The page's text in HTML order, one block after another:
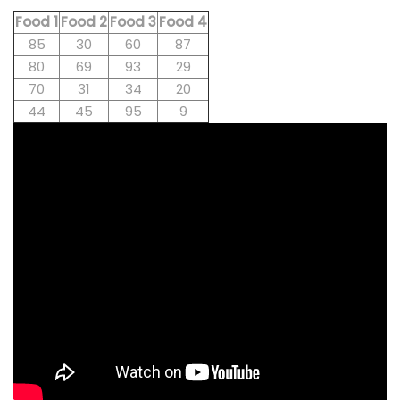
Food 1Food 2Food 3Food 4
85
30 60
87
80
69 93
29
70
31 34
20
44
45 95 9